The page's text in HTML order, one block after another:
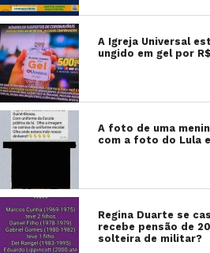
A Igreja Universal
ungido em gel por
A foto de uma
com a foto do Lula
Regina Duarte se
recebe pensão de
solteira de militar?